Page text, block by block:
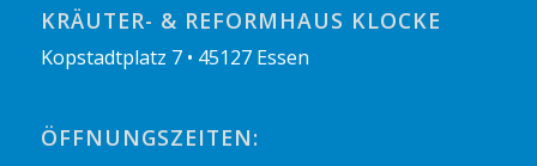
KRÄUTER- & REFORMHAUS KLOCKE
Kopstadtplatz 7 • 45127 Essen
ÖFFNUNGSZEITEN: